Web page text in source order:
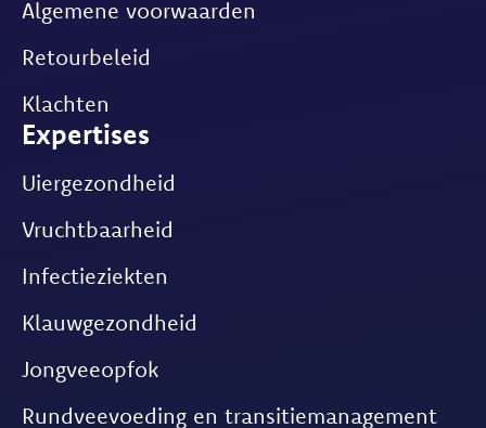
Algemene voorwaarden
Retourbeleid
Klachten
Expertises
Uiergezondheid
Vruchtbaarheid
Infectieziekten
Klauwgezondheid
Jongveeopfok
Rundveevoeding en transitiemanagement